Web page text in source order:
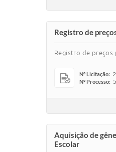
Registro de
Registro de preços
Nº Licitação:
Nº Processo:
Aquisição de
Escolar